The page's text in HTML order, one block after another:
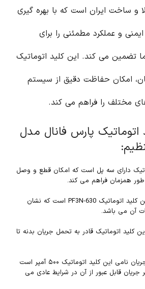
و ساخت ایران است که با بهره گیری
ایمنی و عملکرد مطمئنی را برای
تضمین می کند. این کلید اتوماتیک
امکان حفاظت دقیق از سیستم
مختلف را فراهم می کند.
اتوماتیک پارس فانال مدل
دارای سه پل است که امکان قطع و وصل
طور همزمان فراهم می کند.
کد فنی این کلید اتوماتیک PF3N-630 است که نشان
آن می باشد.
کلید اتوماتیک قادر به تحمل جریان بدنه تا
جریان نامی این کلید اتوماتیک ۵۰۰ آمپر است
جریان قابل عبور از آن در شرایط عادی می